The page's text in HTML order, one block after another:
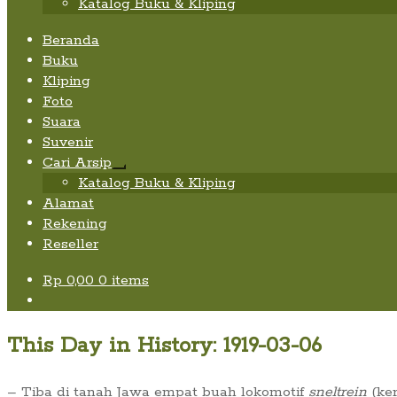
Katalog Buku & Kliping
Beranda
Buku
Kliping
Foto
Suara
Suvenir
Cari Arsip
Expand
child
Katalog Buku & Kliping
Alamat
Rekening
Reseller
Rp 0,00 0 items
This Day in History: 1919-03-06
– Tiba di tanah Jawa empat buah lokomotif sneltrein